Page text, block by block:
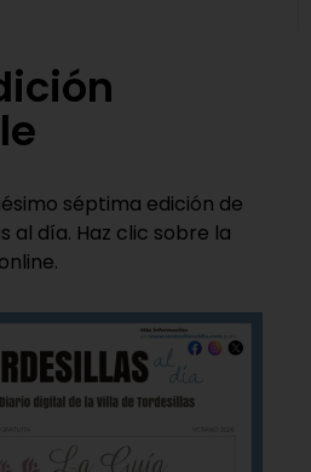
séptima edición de
al día. Haz clic sobre la